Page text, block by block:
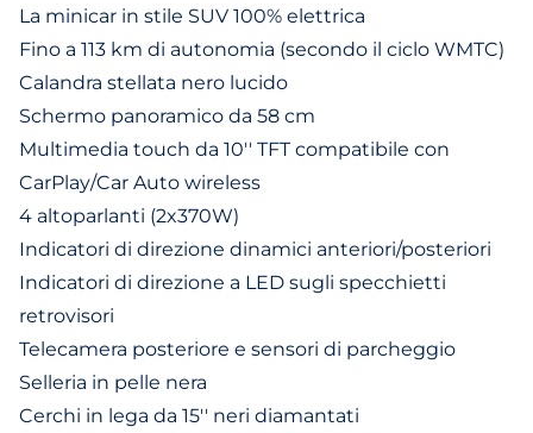
La minicar in stile SUV 100% elettrica
Fino a 113 km di autonomia (secondo il ciclo WMTC)
Calandra stellata nero lucido
Schermo panoramico da 58 cm
Multimedia touch da 10'' TFT compatibile con
CarPlay/Car Auto wireless
4 altoparlanti (2x370W)
Indicatori di direzione dinamici anteriori/posteriori
Indicatori di direzione a LED sugli specchietti
retrovisori
Telecamera posteriore e sensori di parcheggio
Selleria in pelle nera
Cerchi in lega da 15'' neri diamantati